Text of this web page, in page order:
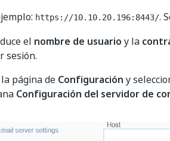
https://10.10.20.196:8443/.
el nombre de usuario y la
sesión.
página de Configuración y
Configuración del servidor de